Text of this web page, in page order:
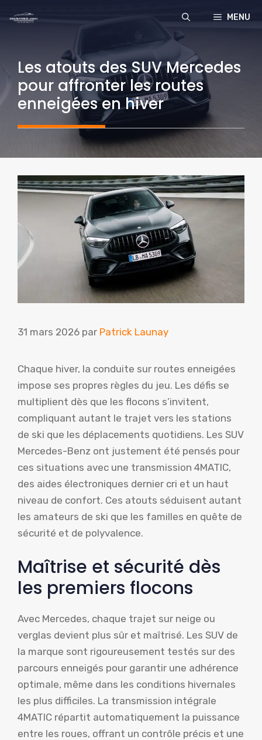
MENU
Les atouts des SUV Mercedes
pour affronter les routes
enneigées en hiver
31 mars 2026 par Patrick Launay
Chaque hiver, la conduite sur routes enneigées
impose ses propres règles du jeu. Les défis se
multiplient dès que les flocons s’invitent,
compliquant autant le trajet vers les stations
de ski que les déplacements quotidiens. Les SUV
Mercedes-Benz ont justement été pensés pour
ces situations avec une transmission 4MATIC,
des aides électroniques dernier cri et un haut
niveau de confort. Ces atouts séduisent autant
les amateurs de ski que les familles en quête de
sécurité et de polyvalence.
Maîtrise et sécurité dès
les premiers flocons
Avec Mercedes, chaque trajet sur neige ou
verglas devient plus sûr et maîtrisé. Les SUV de
la marque sont rigoureusement testés sur des
parcours enneigés pour garantir une adhérence
optimale, même dans les conditions hivernales
les plus difficiles. La transmission intégrale
4MATIC répartit automatiquement la puissance
entre les roues, offrant un contrôle précis et une